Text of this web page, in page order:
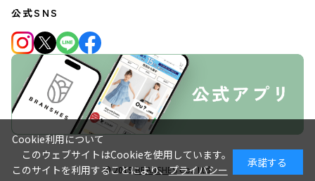
公式SNS
© 2019BRANSHESCo., Ltd.
Cookie利用について
このウェブサイトはCookieを使用しています。
このサイトを利用することにより、プライバシー
承諾する